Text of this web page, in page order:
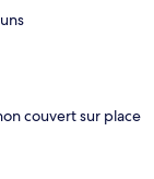
couvert sur place